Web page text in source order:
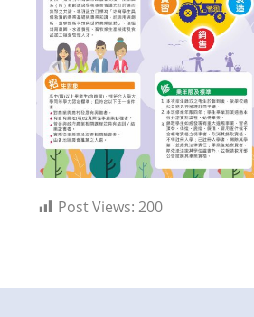
Post Views: 200